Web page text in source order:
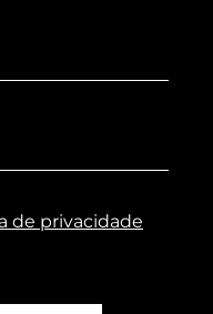
de privacidade